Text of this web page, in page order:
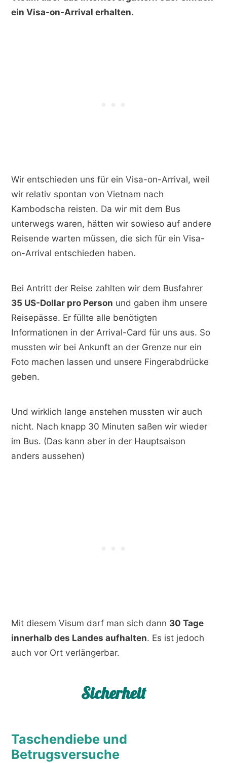
ein Visa-on-Arrival erhalten.
Wir entschieden uns für ein Visa-on-Arrival, weil
wir relativ spontan von Vietnam nach
Kambodscha reisten. Da wir mit dem Bus
unterwegs waren, hätten wir sowieso auf andere
Reisende warten müssen, die sich für ein Visa-
on-Arrival entschieden haben.
Bei Antritt der Reise zahlten wir dem Busfahrer
35 US-Dollar pro Person und gaben ihm unsere
Reisepässe. Er füllte alle benötigten
Informationen in der Arrival-Card für uns aus. So
mussten wir bei Ankunft an der Grenze nur ein
Foto machen lassen und unsere Fingerabdrücke
geben.
Und wirklich lange anstehen mussten wir auch
nicht. Nach knapp 30 Minuten saßen wir wieder
im Bus. (Das kann aber in der Hauptsaison
anders aussehen)
Mit diesem Visum darf man sich dann 30 Tage
innerhalb des Landes aufhalten. Es ist jedoch
auch vor Ort verlängerbar.
Sicherheit
Taschendiebe und
Betrugsversuche